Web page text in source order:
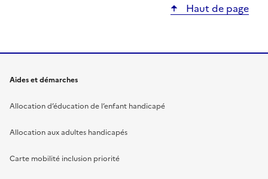
Haut de page
Aides et démarches
Allocation d’éducation de l’enfant handicapé
Allocation aux adultes handicapés
Carte mobilité inclusion priorité